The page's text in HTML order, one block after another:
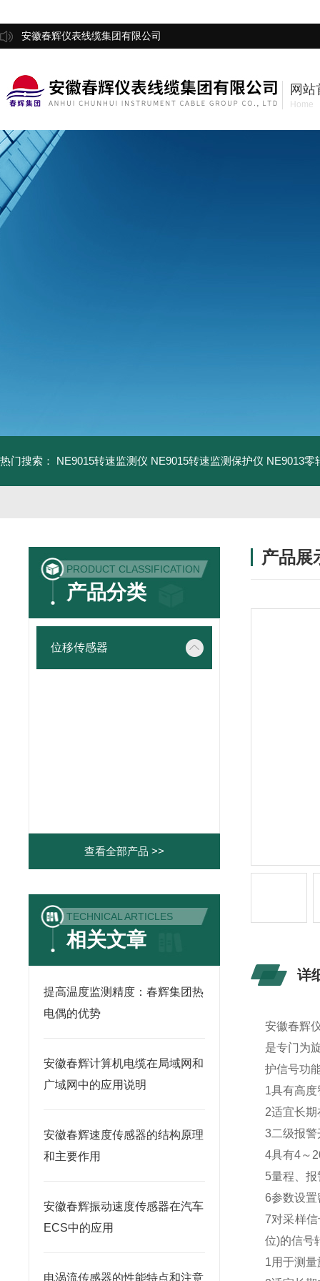
安徽春辉仪表线缆集团有限公司
网站
Home
热门搜索： NE9015转速监测仪 NE9015转速监测保护仪 NE9013零
PRODUCT CLASSIFICATION
产品分类
位移传感器
查看全部产品 >>
TECHNICAL ARTICLES
相关文章
提高温度监测精度：春辉集团热
电偶的优势
安徽春辉计算机电缆在局域网和
广域网中的应用说明
安徽春辉速度传感器的结构原理
和主要作用
安徽春辉振动速度传感器在汽车
ECS中的应用
电涡流传感器的性能特点和注意
产品展
详
安徽春辉
是专门为
护信号功
1具有高
2适宜长
3二级报
4具有4～
5量程、
6参数设
7对采样
位)的信号
1用于测